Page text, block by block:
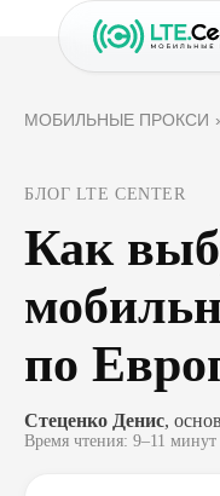
МОБИЛЬНЫЕ ПРОКСИ
БЛОГ LTE CENTER
Как
по
Стеценко Денис,
Время чтения: 9–11 минут